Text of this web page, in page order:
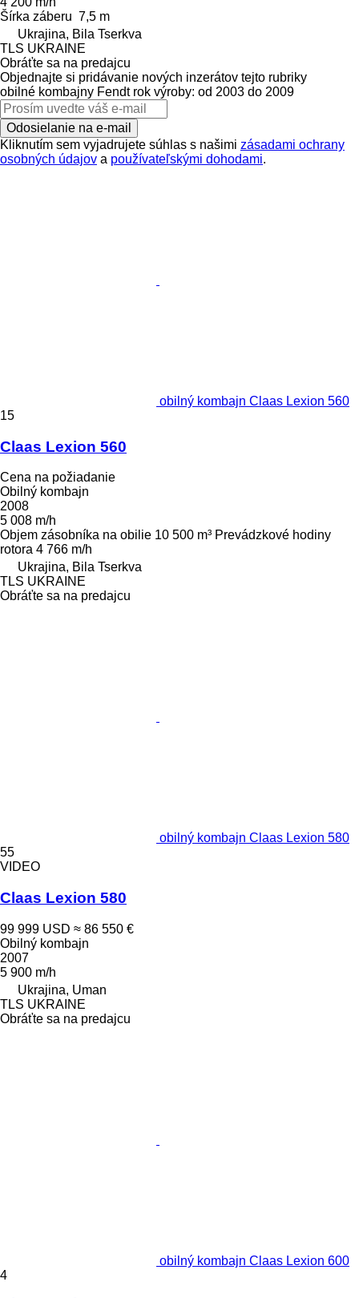
Šírka záberu 7,5 m
Ukrajina, Bila Tserkva
TLS UKRAINE
Obráťte sa na predajcu
Objednajte si pridávanie nových inzerátov tejto rubriky
obilné kombajny Fendt rok výroby: od 2003 do 2009
Odosielanie na e-mail
Kliknutím sem vyjadrujete súhlas s našimi zásadami ochrany
osobných údajov a používateľskými dohodami.
obilný kombajn Claas Lexion 560
15
Claas Lexion 560
Cena na požiadanie
Obilný kombajn
2008
5 008 m/h
Objem zásobníka na obilie 10 500 m³ Prevádzkové hodiny
rotora 4 766 m/h
Ukrajina, Bila Tserkva
TLS UKRAINE
Obráťte sa na predajcu
obilný kombajn Claas Lexion 580
55
VIDEO
Claas Lexion 580
99 999 USD ≈ 86 550 €
Obilný kombajn
2007
5 900 m/h
Ukrajina, Uman
TLS UKRAINE
Obráťte sa na predajcu
obilný kombajn Claas Lexion 600
4